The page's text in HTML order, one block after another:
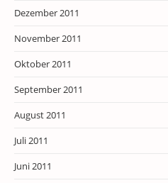
Dezember 2011
November 2011
Oktober 2011
September 2011
August 2011
Juli 2011
Juni 2011